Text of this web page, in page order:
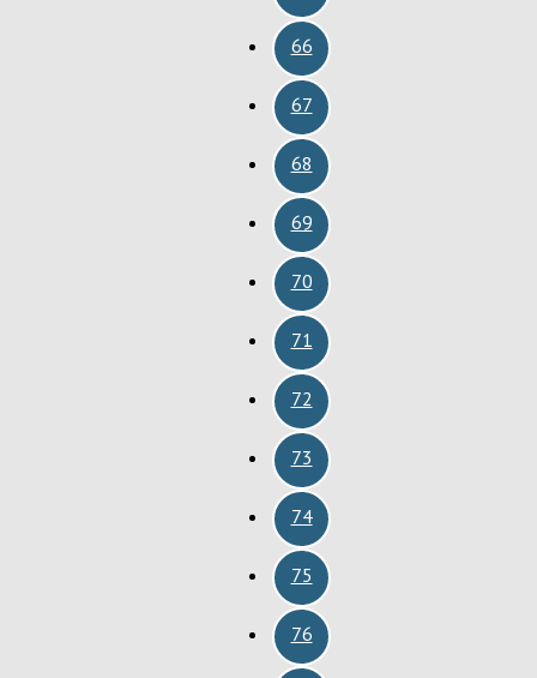
66
67
68
69
70
71
72
73
74
75
76